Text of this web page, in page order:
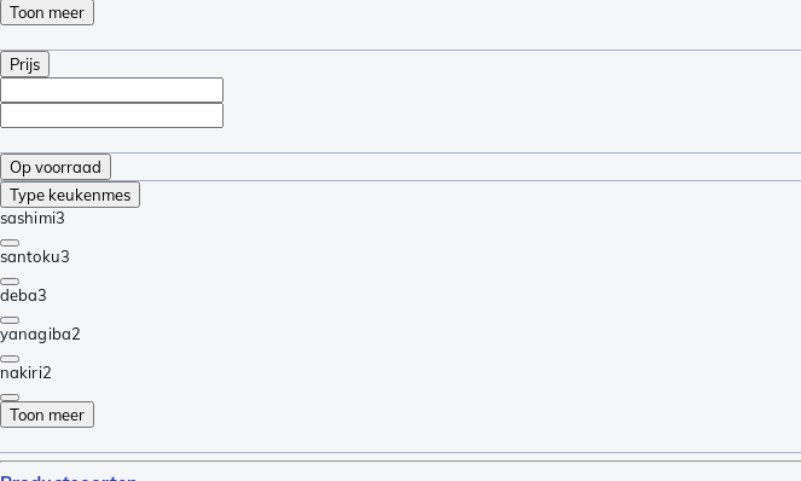
Toon meer
Prijs
Op voorraad
Type keukenmes
sashimi3
santoku3
deba3
yanagiba2
nakiri2
Toon meer